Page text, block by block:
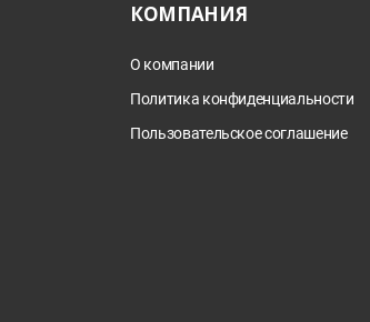
КОМПАНИЯ
О компании
Политика конфиденциальности
Пользовательское соглашение